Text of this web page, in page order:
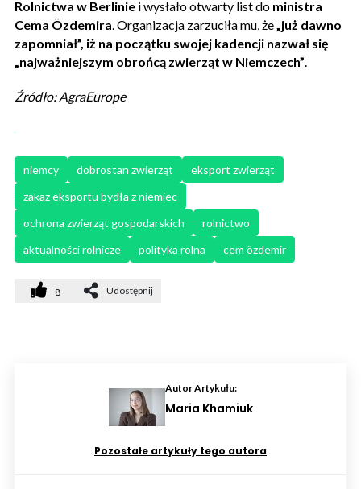
Rolnictwa w Berlinie i wysłało otwarty list do ministra
Cema Özdemira . Organizacja zarzuciła mu, że „już dawno
zapomniał”, iż na początku swojej kadencji nazwał się
„najważniejszym obrońcą zwierząt w Niemczech”
Źródło: AgraEurope
niemcy dobrostan zwierząt
eksport zwierząt
zakaz eksportu bydła z niemiec
ochrona zwierząt gospodarskich
rolnictwo
aktualności rolnicze
polityka rolna cem özdemir
8 Udostępnij
Autor Artykułu:
Maria Khamiuk
Pozostałe artykuły tego autora